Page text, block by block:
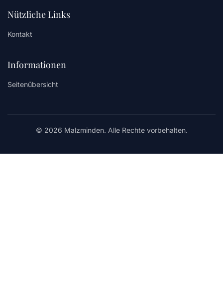
Nützliche Links
Kontakt
Informationen
Seitenübersicht
© 2026 Malzminden. Alle Rechte vorbehalten.